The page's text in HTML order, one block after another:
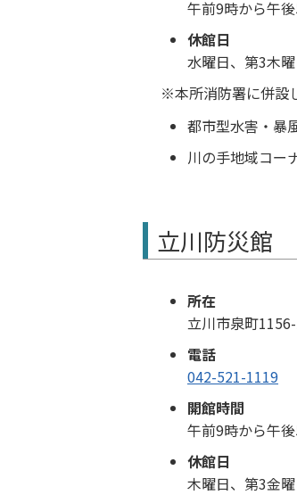
午前9時から午後
休館日
水曜日、第3木
本所消防署に併設
都市型水害・暴
川の手地域コー
立川防災館
所在
立川市泉町
電話
042-521-1119
開館時間
午前9時から午後
休館日
木曜日、第3金